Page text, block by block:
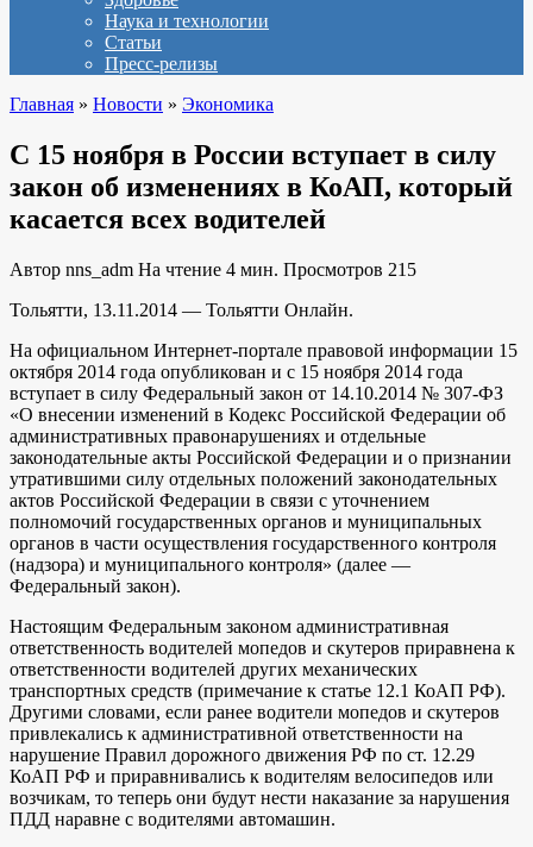
Наука и технологии
Статьи
Пресс-релизы
Главная » Новости » Экономика
С 15 ноября в России вступает в силу
закон об изменениях в КоАП, который
касается всех водителей
Автор nns_adm На чтение 4 мин. Просмотров 215
Тольятти, 13.11.2014 — Тольятти Онлайн.
На официальном Интернет-портале правовой информации 15
октября 2014 года опубликован и с 15 ноября 2014 года
вступает в силу Федеральный закон от 14.10.2014 № 307-ФЗ
«О внесении изменений в Кодекс Российской Федерации об
административных правонарушениях и отдельные
законодательные акты Российской Федерации и о признании
утратившими силу отдельных положений законодательных
актов Российской Федерации в связи с уточнением
полномочий государственных органов и муниципальных
органов в части осуществления государственного контроля
(надзора) и муниципального контроля» (далее —
Федеральный закон).
Настоящим Федеральным законом административная
ответственность водителей мопедов и скутеров приравнена к
ответственности водителей других механических
транспортных средств (примечание к статье 12.1 КоАП РФ).
Другими словами, если ранее водители мопедов и скутеров
привлекались к административной ответственности на
нарушение Правил дорожного движения РФ по ст. 12.29
КоАП РФ и приравнивались к водителям велосипедов или
возчикам, то теперь они будут нести наказание за нарушения
ПДД наравне с водителями автомашин.